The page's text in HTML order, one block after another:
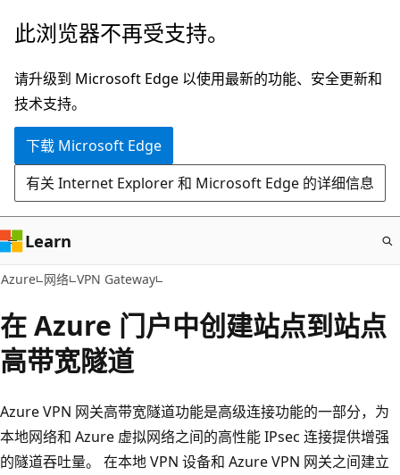
跳
主
要
内
此浏览器不再受支持。
请升级到 Microsoft Edge 以使用最新的功能、安全更新和
技术支持。
下载 Microsoft Edge
有关 Internet Explorer 和 Microsoft Edge 的详细信息
Learn
Azure 网络 VPN Gateway
在 Azure 门户中创建站点到站点
高带宽隧道
Azure VPN 网关高带宽隧道功能是高级连接功能的一部分，为
本地网络和 Azure 虚拟网络之间的高性能 IPsec 连接提供增强
的隧道吞吐量。 在本地 VPN 设备和 Azure VPN 网关之间建立